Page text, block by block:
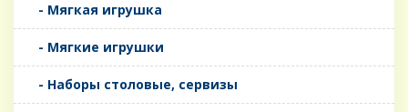
- Мягкая игрушка
- Мягкие игрушки
- Наборы столовые, сервизы